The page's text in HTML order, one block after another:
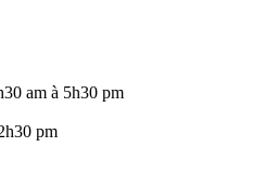
am à 5h30 pm
pm